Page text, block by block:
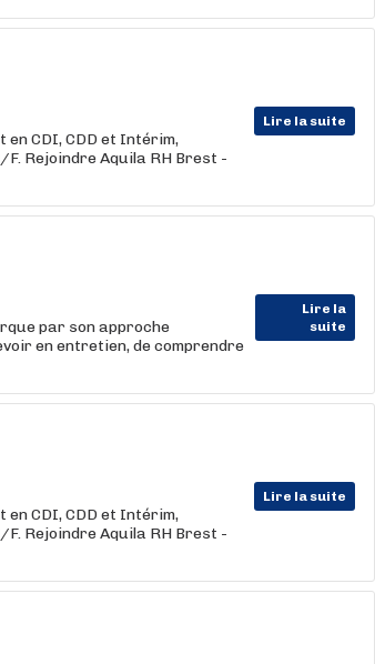
Lire la suite
CDI, CDD et Intérim,
Rejoindre Aquila RH Brest -
Lire la
suite
par son approche
en entretien, de comprendre
Lire la suite
CDI, CDD et Intérim,
Rejoindre Aquila RH Brest -